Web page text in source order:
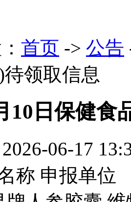
首页 -> 公告
领取信息
10日保健食
06-17
称 申报单位